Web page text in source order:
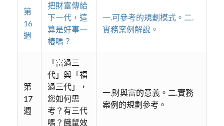
第
16
週
把財富傳給
下一代，這
算是好事一
樁嗎？
一.可參考的規劃模式。二.
實務案例解說。
第
17
週
「富過三
代」與「福
過三代」，
您如何思
考？有三代
嗎？餓鼠效
一.財與富的意義。二.實務
案例的規劃參考。